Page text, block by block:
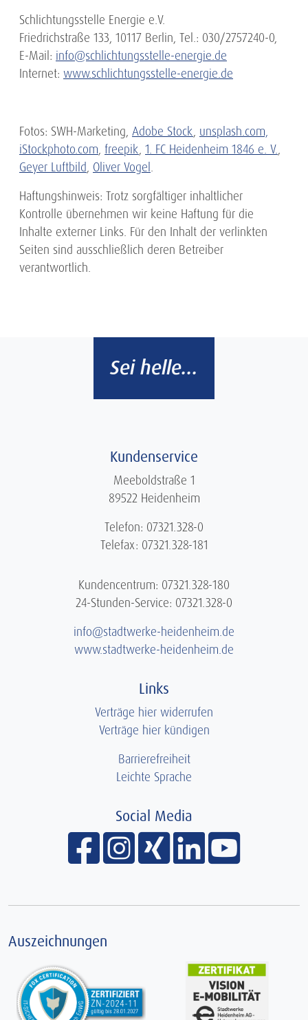
Schlichtungsstelle Energie e.V.
Friedrichstraße 133, 10117 Berlin, Tel.: 030/2757240-0,
E-Mail: info@schlichtungsstelle-energie.de
Internet: www.schlichtungsstelle-energie.de
Fotos: SWH-Marketing, Adobe Stock, unsplash.com,
iStockphoto.com, freepik, 1. FC Heidenheim 1846 e. V.,
Geyer Luftbild, Oliver Vogel .
Haftungshinweis: Trotz sorgfältiger inhaltlicher
Kontrolle übernehmen wir keine Haftung für die
Inhalte externer Links. Für den Inhalt der verlinkten
Seiten sind ausschließlich deren Betreiber
verantwortlich.
Sei helle...
Kundenservice
Meeboldstraße 1
89522 Heidenheim
Telefon: 07321.328-0
Telefax: 07321.328-181
Kundencentrum: 07321.328-180
24-Stunden-Service: 07321.328-0
info@stadtwerke-heidenheim.de
www.stadtwerke-heidenheim.de
Links
Verträge hier widerrufen
Verträge hier kündigen
Barrierefreiheit
Leichte Sprache
Social Media
FacebookInstagram
xing linkedinYoutube
Auszeichnungen